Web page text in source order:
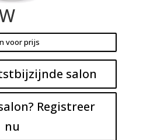
voor prijs
salon
Registreer
nu